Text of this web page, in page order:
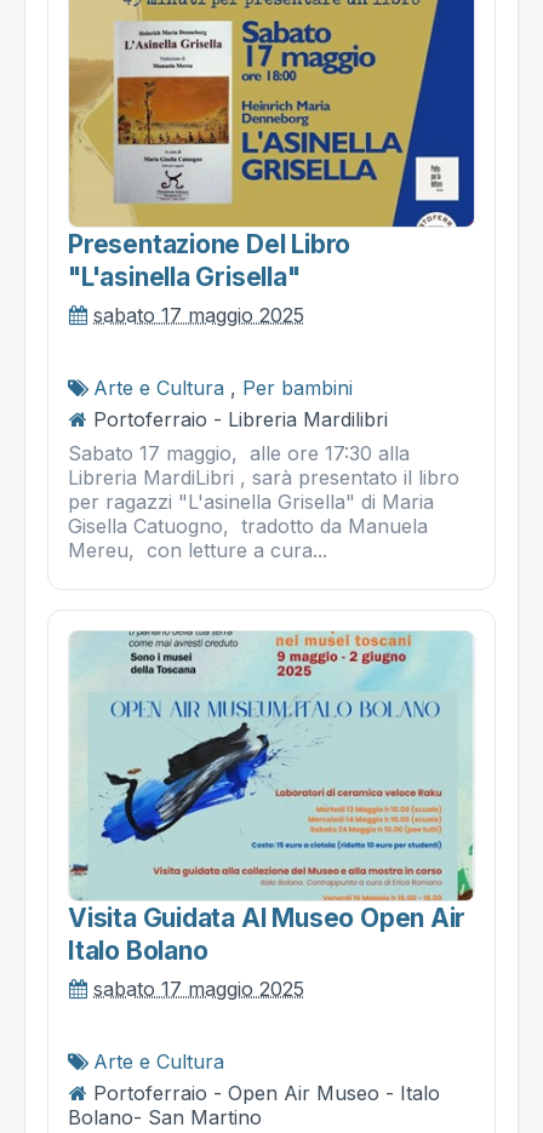
Presentazione Del Libro
"l'asinella Grisella"
sabato 17 maggio 2025
Arte e Cultura , Per bambini
Portoferraio - Libreria Mardilibri
Sabato 17 maggio, alle ore 17:30 alla
Libreria MardiLibri , sarà presentato il libro
per ragazzi "L'asinella Grisella" di Maria
Gisella Catuogno, tradotto da Manuela
Mereu, con letture a cura...
Visita Guidata Al Museo Open Air
Italo Bolano
sabato 17 maggio 2025
Arte e Cultura
Portoferraio - Open Air Museo - Italo
Bolano- San Martino